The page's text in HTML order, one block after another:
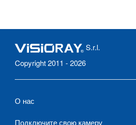
S.r.l.
Copyright 2011 - 2026
О нас
Подключите свою камеру